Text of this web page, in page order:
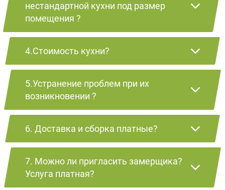
нестандартной кухни под размер
помещения ?
4.Стоимость кухни?
5.Устранение проблем при их
возникновении ?
6. Доставка и сборка платные?
7. Можно ли пригласить замерщика?
Услуга платная?